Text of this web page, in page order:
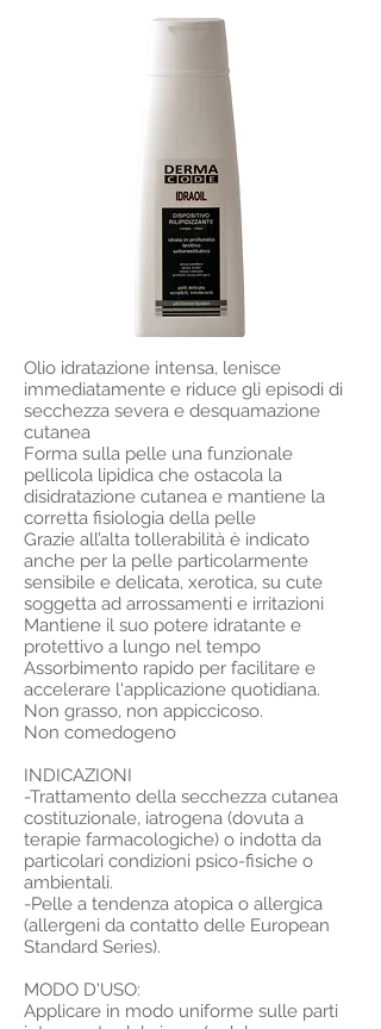
Olio idratazione intensa, lenisce
immediatamente e riduce gli episodi di
secchezza severa e desquamazione
cutanea
Forma sulla pelle una funzionale
pellicola lipidica che ostacola la
disidratazione cutanea e mantiene la
corretta fisiologia della pelle
Grazie all’alta tollerabilità è indicato
anche per la pelle particolarmente
sensibile e delicata, xerotica, su cute
soggetta ad arrossamenti e irritazioni
Mantiene il suo potere idratante e
protettivo a lungo nel tempo
Assorbimento rapido per facilitare e
accelerare l'applicazione quotidiana.
Non grasso, non appiccicoso.
Non comedogeno
INDICAZIONI
-Trattamento della secchezza cutanea
costituzionale, iatrogena (dovuta a
terapie farmacologiche) o indotta da
particolari condizioni psico-fisiche o
ambientali.
-Pelle a tendenza atopica o allergica
(allergeni da contatto delle European
Standard Series).
MODO D'USO:
Applicare in modo uniforme sulle parti